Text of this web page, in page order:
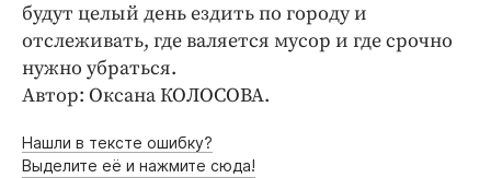
будут целый день ездить по городу и
отслеживать, где валяется мусор и где срочно
нужно убраться.
Автор: Оксана КОЛОСОВА.
Нашли в тексте ошибку?
Выделите её и нажмите сюда!